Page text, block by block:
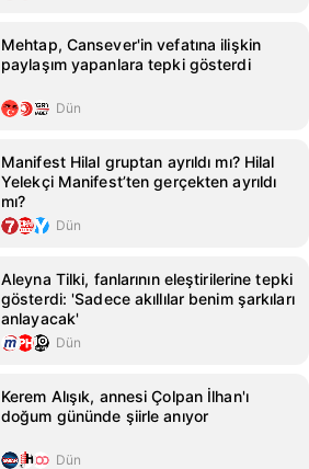
Mehtap, Cansever'in vefatına ilişkin
paylaşım yapanlara tepki gösterdi
Dün
Manifest Hilal gruptan ayrıldı mı? Hilal
Yelekçi Manifest’ten gerçekten ayrıldı
mı?
Dün
Aleyna Tilki, fanlarının eleştirilerine tepki
gösterdi: 'Sadece akıllılar benim şarkıları
anlayacak'
Dün
Kerem Alışık, annesi Çolpan İlhan'ı
doğum gününde şiirle anıyor
Dün